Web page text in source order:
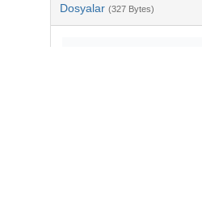
Dosyalar (327 Bytes)